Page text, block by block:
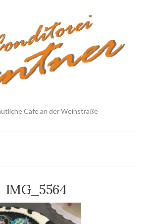
Cafe an der Weinstraße
IMG_5564